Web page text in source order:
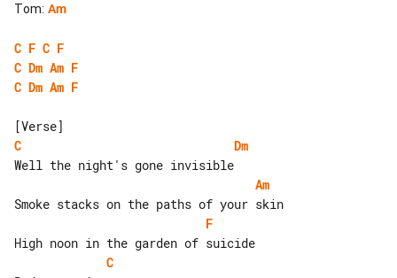
Tom: Am
C F C F
C Dm Am F
C Dm Am F
C
Dm
Am
F
C